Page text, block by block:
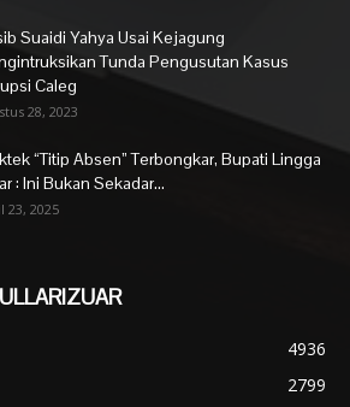
Suaidi Yahya Usai Kejagung
Tunda Pengusutan Kasus
Caleg
28, 2023
“Titip Absen” Terbongkar, Bupati Lingga
: Ini Bukan Sekadar...
23, 2025
4936
2799